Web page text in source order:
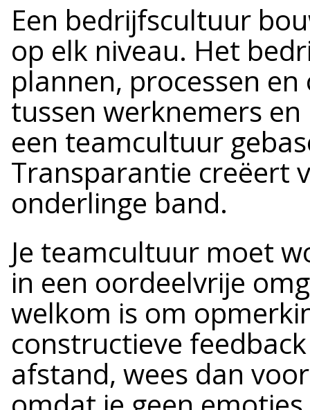
Een bedrijfscultuur
op elk niveau. Het
plannen, processen
tussen werknemers
een teamcultuur
Transparantie creëert
onderlinge band.
Je teamcultuur moet
in een oordeelvrije
welkom is om
constructieve
afstand, wees dan